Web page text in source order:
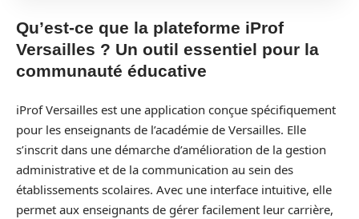
Qu’est-ce que la plateforme iProf
Versailles ? Un outil essentiel pour la
communauté éducative
iProf Versailles est une application conçue spécifiquement
pour les enseignants de l’académie de Versailles. Elle
s’inscrit dans une démarche d’amélioration de la gestion
administrative et de la communication au sein des
établissements scolaires. Avec une interface intuitive, elle
permet aux enseignants de gérer facilement leur carrière,